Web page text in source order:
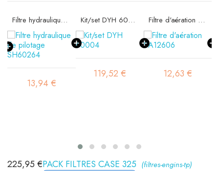
Filtre hydraulique de pilotage SH60264
13,94 €
Kit/set DYH 60004
119,52 €
Filtre d'aération SA12606
12,63 €
PACK FILTRES CASE 325 (filtres-engins-tp)
225,95 €